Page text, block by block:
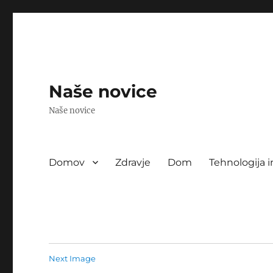
Naše novice
Naše novice
Domov Zdravje Dom Tehnologija
Next Image